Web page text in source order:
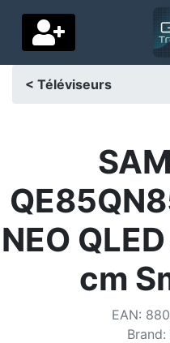
Pays de livraison
Accueil
Baisses de prix
Paramètres
Soutenez-nous
Contactez-nous
< Téléviseurs
NEO
cm
EAN:
Brand: